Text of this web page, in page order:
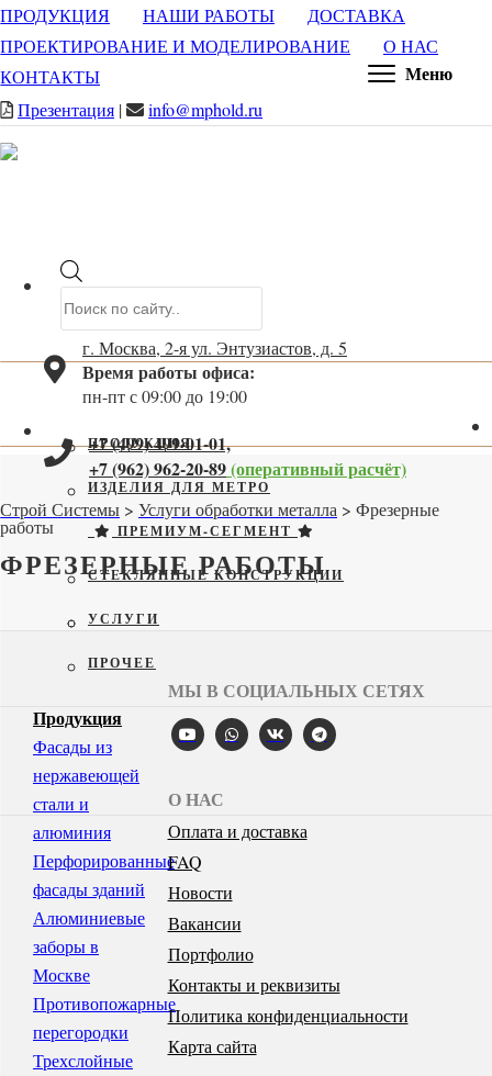
ПРОДУКЦИЯ НАШИ РАБОТЫ
ДОСТАВКА
ПРОЕКТИРОВАНИЕ И МОДЕЛИРОВАНИЕ
О НАС
КОНТАКТЫ
Презентация | info@mphold.ru
товаров
г. Москва, 2-я ул. Энтузиастов, д. 5
Время работы офиса:
пн-пт с 09:00 до 19:00
+7 (499) 499-01-01,
+7 (962) 962-20-89(оперативный расчёт)
ПРОДУКЦИЯ
ИЗДЕЛИЯ ДЛЯ МЕТРО
ПРЕМИУМ-СЕГМЕНТ
СТЕКЛЯННЫЕ КОНСТРУКЦИИ
УСЛУГИ
ПРОЧЕЕ
Строй Системы > Услуги обработки металла > Фрезерные
работы
ФРЕЗЕРНЫЕ РАБОТЫ
Продукция
Фасады из
нержавеющей
стали и
алюминия
Перфорированные
фасады зданий
Алюминиевые
заборы в
Москве
Противопожарные
перегородки
Трехслойные
МЫ В СОЦИАЛЬНЫХ СЕТЯХ
О НАС
Оплата и доставка
FAQ
Новости
Вакансии
Портфолио
Контакты и реквизиты
Политика конфиденциальности
Карта сайта
Меню